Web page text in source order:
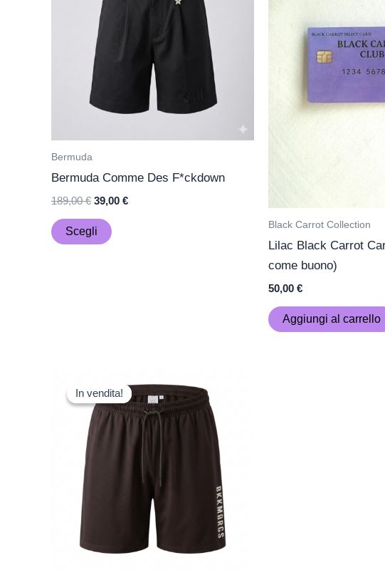
Bermuda
Bermuda Comme Des F*ckdown
189,00€ 39,00 €
Scegli
possono
del
prodotto
Black Carrot Collection
Lilac Black Carrot
come buono)
50,00 €
Aggiungi al carrello
In vendita!
In vendita!
prezzo
originale
era:
89,00 €.
prezzo
attuale
è:
39,00 €.